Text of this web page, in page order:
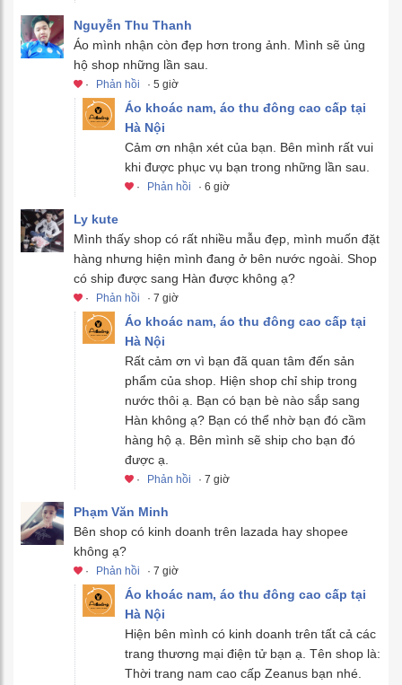
Nguyễn Thu Thanh
Áo mình nhận còn đẹp hơn trong ảnh. Mình sẽ ủng
hộ shop những lần sau.
· Phản hồi · 5 giờ
Áo khoác nam, áo thu đông cao cấp tại
Hà Nội
Cảm ơn nhận xét của bạn. Bên mình rất vui
khi được phục vụ bạn trong những lần sau.
· Phản hồi · 6 giờ
Ly kute
Mình thấy shop có rất nhiều mẫu đẹp, mình muốn đặt
hàng nhưng hiện mình đang ở bên nước ngoài. Shop
có ship được sang Hàn được không ạ?
· Phản hồi · 7 giờ
Áo khoác nam, áo thu đông cao cấp tại
Hà Nội
Rất cảm ơn vì bạn đã quan tâm đến sản
phẩm của shop. Hiện shop chỉ ship trong
nước thôi ạ. Bạn có bạn bè nào sắp sang
Hàn không ạ? Bạn có thể nhờ bạn đó cầm
hàng hộ ạ. Bên mình sẽ ship cho bạn đó
được ạ.
· Phản hồi · 7 giờ
Phạm Văn Minh
Bên shop có kinh doanh trên lazada hay shopee
không ạ?
· Phản hồi · 7 giờ
Áo khoác nam, áo thu đông cao cấp tại
Hà Nội
Hiện bên mình có kinh doanh trên tất cả các
trang thương mại điện tử bạn ạ. Tên shop là:
Thời trang nam cao cấp Zeanus bạn nhé.